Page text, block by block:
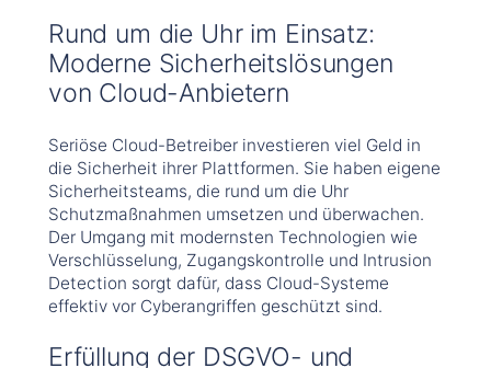
Rund um die Uhr im Einsatz:
Moderne Sicherheitslösungen
von Cloud-Anbietern
Seriöse Cloud-Betreiber investieren viel Geld in
die Sicherheit ihrer Plattformen. Sie haben eigene
Sicherheitsteams, die rund um die Uhr
Schutzmaßnahmen umsetzen und überwachen.
Der Umgang mit modernsten Technologien wie
Verschlüsselung, Zugangskontrolle und Intrusion
Detection sorgt dafür, dass Cloud-Systeme
effektiv vor Cyberangriffen geschützt sind.
Erfüllung der DSGVO- und